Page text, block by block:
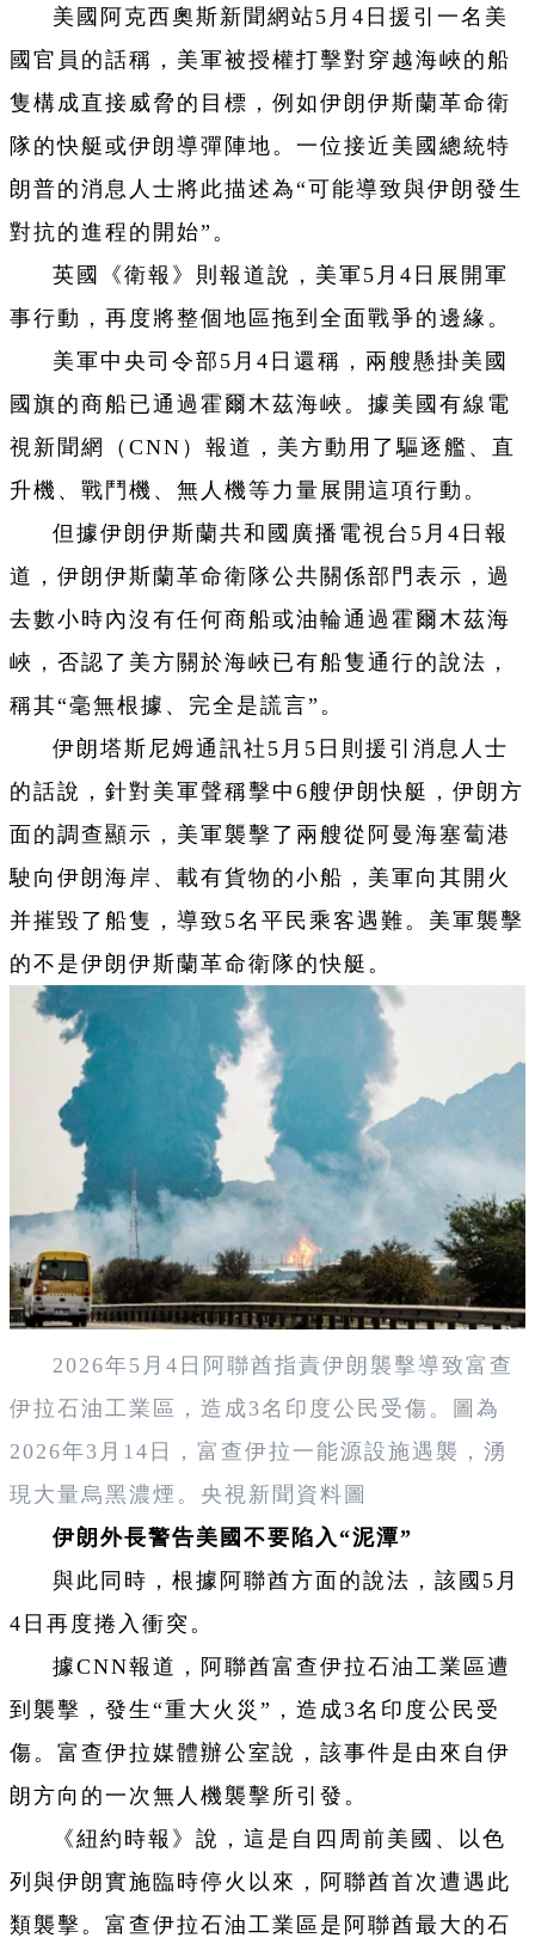
美國阿克西奧斯新聞網站5月4日援引一名美
國官員的話稱，美軍被授權打擊對穿越海峽的船
隻構成直接威脅的目標，例如伊朗伊斯蘭革命衛
隊的快艇或伊朗導彈陣地。一位接近美國總統特
朗普的消息人士將此描述為“可能導致與伊朗發生
對抗的進程的開始”。
英國《衛報》則報道說，美軍5月4日展開軍
事行動，再度將整個地區拖到全面戰爭的邊緣。
美軍中央司令部5月4日還稱，兩艘懸掛美國
國旗的商船已通過霍爾木茲海峽。據美國有線電
視新聞網（CNN）報道，美方動用了驅逐艦、直
升機、戰鬥機、無人機等力量展開這項行動。
但據伊朗伊斯蘭共和國廣播電視台5月4日報
道，伊朗伊斯蘭革命衛隊公共關係部門表示，過
去數小時內沒有任何商船或油輪通過霍爾木茲海
峽，否認了美方關於海峽已有船隻通行的說法，
稱其“毫無根據、完全是謊言”。
伊朗塔斯尼姆通訊社5月5日則援引消息人士
的話說，針對美軍聲稱擊中6艘伊朗快艇，伊朗方
面的調查顯示，美軍襲擊了兩艘從阿曼海塞蔔港
駛向伊朗海岸、載有貨物的小船，美軍向其開火
并摧毀了船隻，導致5名平民乘客遇難。美軍襲擊
的不是伊朗伊斯蘭革命衛隊的快艇。
2026年5月4日阿聯酋指責伊朗襲擊導致富查
伊拉石油工業區，造成3名印度公民受傷。圖為
2026年3月14日，富查伊拉一能源設施遇襲，湧
現大量烏黑濃煙。央視新聞資料圖
伊朗外長警告美國不要陷入“泥潭”
與此同時，根據阿聯酋方面的說法，該國5月
4日再度捲入衝突。
據CNN報道，阿聯酋富查伊拉石油工業區遭
到襲擊，發生“重大火災”，造成3名印度公民受
傷。富查伊拉媒體辦公室說，該事件是由來自伊
朗方向的一次無人機襲擊所引發。
《紐約時報》說，這是自四周前美國、以色
列與伊朗實施臨時停火以來，阿聯酋首次遭遇此
類襲擊。富查伊拉石油工業區是阿聯酋最大的石